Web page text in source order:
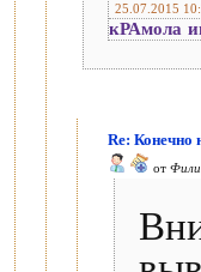
25.07.2015
кРАмола
Re: Конечно
от